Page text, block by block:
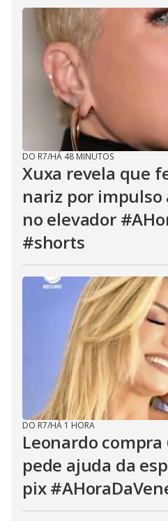
DO R7/HÁ 48 MINUTOS
Xuxa revela que
nariz por impulso
no elevador
#shorts
DO R7/HÁ 1 HORA
Leonardo compra
pede ajuda da
pix